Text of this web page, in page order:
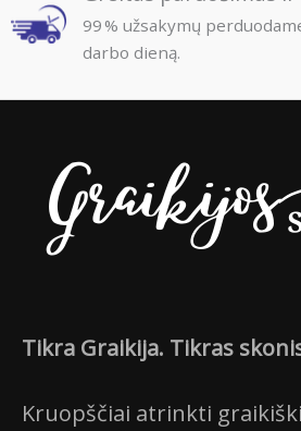
99 % užsakymų
darbo dieną.
Tikra Graikija. Tikras
Kruopščiai atrinkti